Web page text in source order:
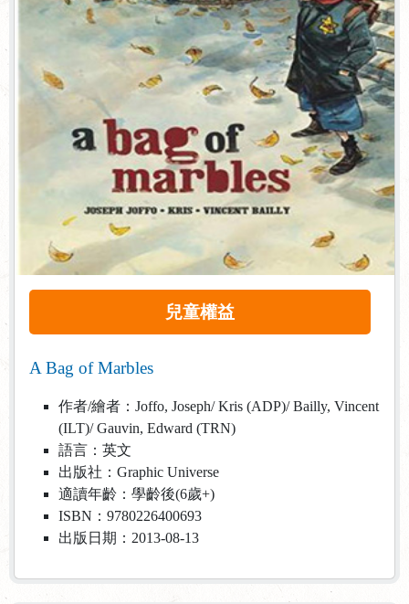
兒童權益
A Bag of Marbles
作者/繪者：Joffo, Joseph/ Kris (ADP)/ Bailly, Vincent
(ILT)/ Gauvin, Edward (TRN)
語言：英文
出版社：Graphic Universe
適讀年齡：學齡後(6歲+)
ISBN：9780226400693
出版日期：2013-08-13